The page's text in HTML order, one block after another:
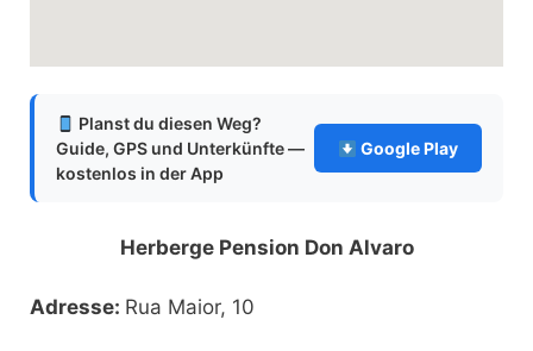
Planst du diesen Weg?
Guide, GPS und Unterkünfte —
kostenlos in der App
Google Play
Herberge Pension Don Alvaro
Adresse: Rua Maior, 10